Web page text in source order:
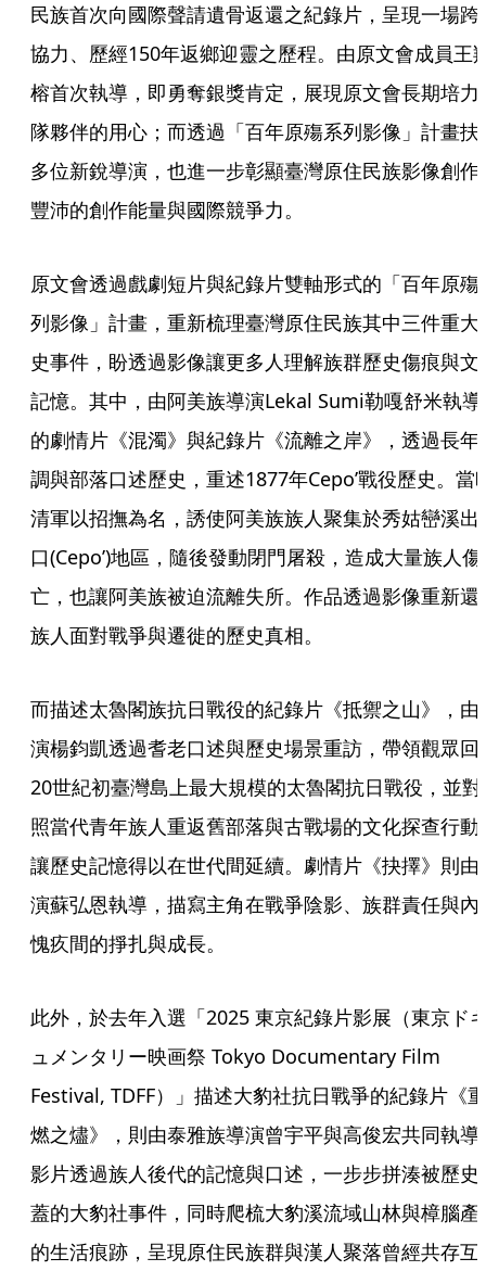
民族首次向國際聲請遺骨返還之紀錄片，呈現一場跨
協力、歷經150年返鄉迎靈之歷程。由原文會成員王
榕首次執導，即勇奪銀獎肯定，展現原文會長期培力
隊夥伴的用心；而透過「百年原殤系列影像」計畫扶
多位新銳導演，也進一步彰顯臺灣原住民族影像創作
豐沛的創作能量與國際競爭力。
原文會透過戲劇短片與紀錄片雙軸形式的「百年原殤
列影像」計畫，重新梳理臺灣原住民族其中三件重大
史事件，盼透過影像讓更多人理解族群歷史傷痕與文
記憶。其中，由阿美族導演Lekal Sumi勒嘎舒米執導
的劇情片《混濁》與紀錄片《流離之岸》，透過長年
調與部落口述歷史，重述1877年Cepo’戰役歷史。當
清軍以招撫為名，誘使阿美族族人聚集於秀姑巒溪出
口(Cepo’)地區，隨後發動閉門屠殺，造成大量族人傷
亡，也讓阿美族被迫流離失所。作品透過影像重新還
族人面對戰爭與遷徙的歷史真相。
而描述太魯閣族抗日戰役的紀錄片《抵禦之山》，由
演楊鈞凱透過耆老口述與歷史場景重訪，帶領觀眾回
20世紀初臺灣島上最大規模的太魯閣抗日戰役，並對
照當代青年族人重返舊部落與古戰場的文化探查行動
讓歷史記憶得以在世代間延續。劇情片《抉擇》則由
演蘇弘恩執導，描寫主角在戰爭陰影、族群責任與內
愧疚間的掙扎與成長。
此外，於去年入選「2025 東京紀錄片影展（東京ド
ュメンタリー映画祭 Tokyo Documentary Film
Festival, TDFF）」描述大豹社抗日戰爭的紀錄片《重
燃之燼》，則由泰雅族導演曾宇平與高俊宏共同執導
影片透過族人後代的記憶與口述，一步步拼湊被歷史
蓋的大豹社事件，同時爬梳大豹溪流域山林與樟腦產
的生活痕跡，呈現原住民族群與漢人聚落曾經共存互